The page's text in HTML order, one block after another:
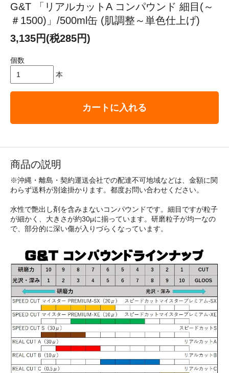
G&T 「リアルカットA コンパウンド 細目(～
＃1500)」/500ml缶 (肌調整～単色仕上げ)
3,135円(税285円)
個数
本
カートに入れる
商品の説明
※沖縄・離島・契約運送会社での配達不可地域などは、金額に関
わらず送料が別途掛かります。都度お問い合わせください。
水性で艶出し剤を含みまないコンパウンドです。細目ですが粒子
が細かく、大きさが約30μに揃っています。研磨粒子が均一なの
で、部分的に深い傷が入りづらくなっています。